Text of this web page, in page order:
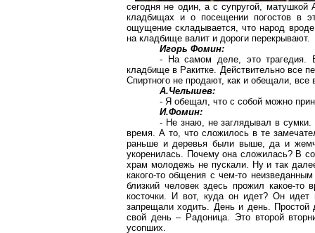
сегодня не один, а с супругой, матушкой
кладбищах и о посещении погостов в
ощущение складывается, что народ
на кладбище валит и дороги перекрывают.
Игорь Фомин:
- На самом деле, это трагедия.
кладбище в Ракитке. Действительно все
Спиртного не продают, как и обещали, все
А.Челышев:
- Я обещал, что с собой можно
И.Фомин:
- Не знаю, не заглядывал в сумки.
время. А то, что сложилось в те
раньше и деревья были выше, да и
укоренилась. Почему она сложилась? В
храм молодежь не пускали. Ну и так
какого-то общения с чем-то
близкий человек здесь прожил какое-
косточки. И вот, куда он идет? Он
запрещали ходить. День и день. Простой
свой день – Радоница. Это второй
усопших.